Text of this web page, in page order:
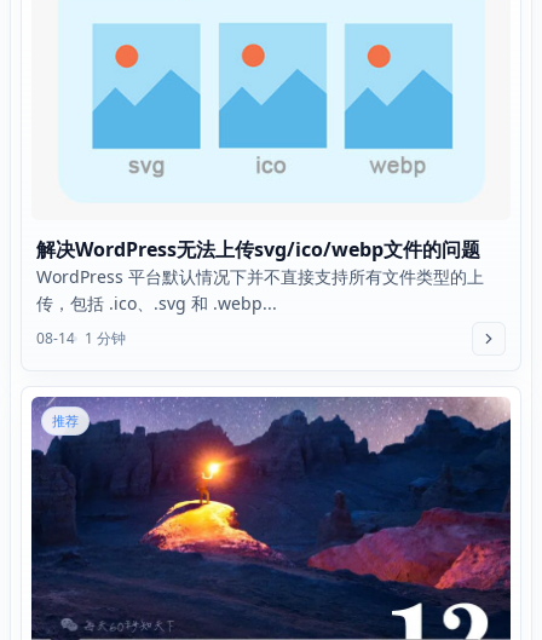
解决WordPress无法上传svg/ico/webp文件的问题
WordPress 平台默认情况下并不直接支持所有文件类型的上
传，包括 .ico、.svg 和 .webp...
08-14 1 分钟
推荐